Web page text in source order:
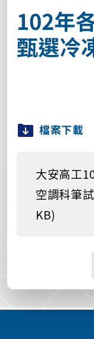
102年
甄選冷
檔案下載
大安高工
空調科筆
KB)